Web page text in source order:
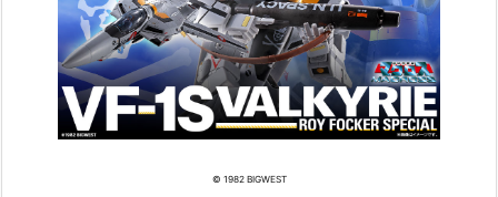
© 1982 BIGWEST